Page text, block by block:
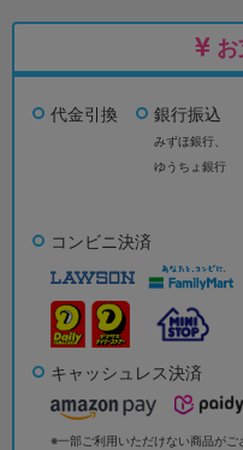
代金引換 銀行振込
みずほ銀行、
ゆうちょ銀行
コンビニ決済
キャッシュレス決済
※一部ご利用いただけない商品がご